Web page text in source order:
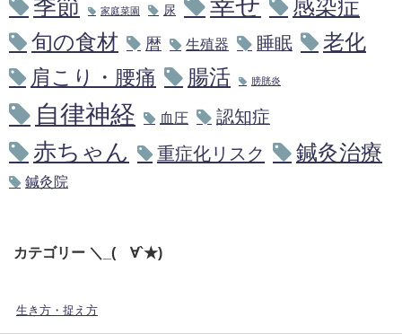
季節 家庭菜園 尿 幸せ 感染症
旬の食材 暦 生殖器 睡眠 老化
肩こり・腰痛 腸活 膀胱炎
自律神経 血圧 認知症
赤ちゃん 重症化リスク 鍼灸治療
鍼灸院
カテゴリー ＼_(´∀`★)
生き方・捉え方